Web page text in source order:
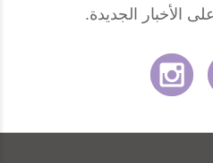
الأخبار الجديدة.